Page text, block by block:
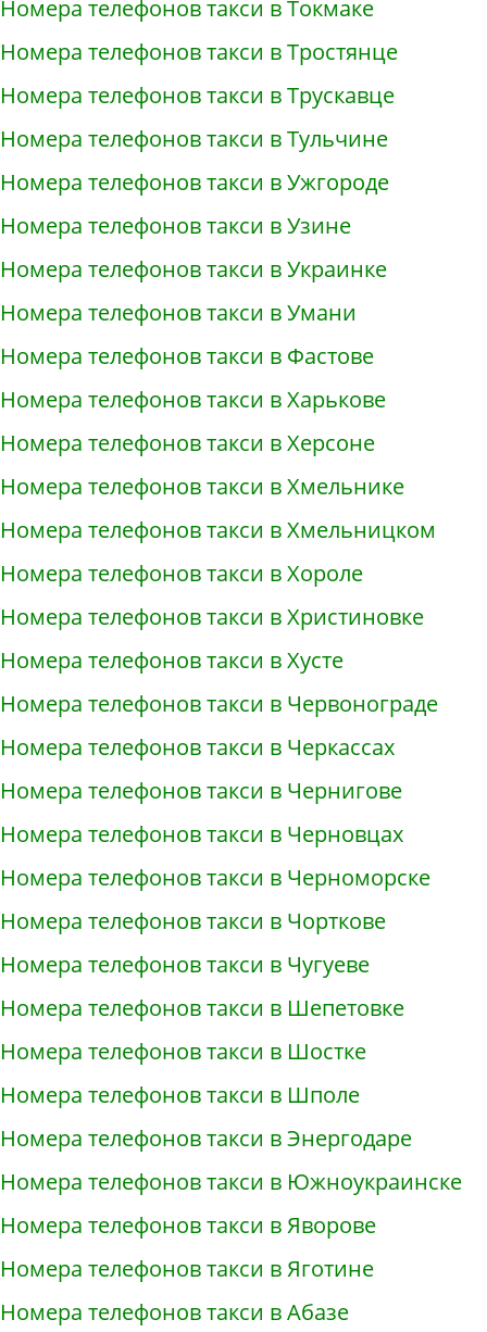
Номера телефонов такси в Токмаке
Номера телефонов такси в Тростянце
Номера телефонов такси в Трускавце
Номера телефонов такси в Тульчине
Номера телефонов такси в Ужгороде
Номера телефонов такси в Узине
Номера телефонов такси в Украинке
Номера телефонов такси в Умани
Номера телефонов такси в Фастове
Номера телефонов такси в Харькове
Номера телефонов такси в Херсоне
Номера телефонов такси в Хмельнике
Номера телефонов такси в Хмельницком
Номера телефонов такси в Хороле
Номера телефонов такси в Христиновке
Номера телефонов такси в Хусте
Номера телефонов такси в Червонограде
Номера телефонов такси в Черкассах
Номера телефонов такси в Чернигове
Номера телефонов такси в Черновцах
Номера телефонов такси в Черноморске
Номера телефонов такси в Чорткове
Номера телефонов такси в Чугуеве
Номера телефонов такси в Шепетовке
Номера телефонов такси в Шостке
Номера телефонов такси в Шполе
Номера телефонов такси в Энергодаре
Номера телефонов такси в Южноукраинске
Номера телефонов такси в Яворове
Номера телефонов такси в Яготине
Номера телефонов такси в Абазе